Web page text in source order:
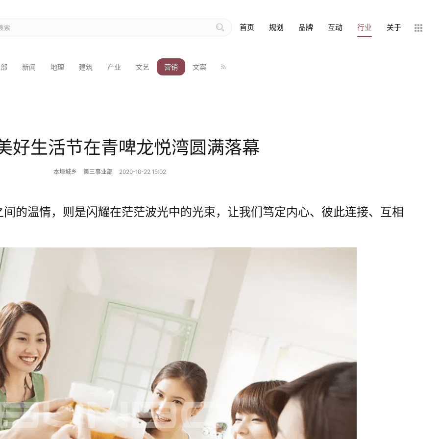
首页 规划 品牌 互动 行业 关于
新闻 地理 建筑 产业 文艺 营销 文案
好生活节在青啤龙悦湾圆满落幕
本埠城乡 第三事业部 2020-10-22 15:02
的温情，则是闪耀在茫茫波光中的光束，让我们笃定内心、彼此连接、互相